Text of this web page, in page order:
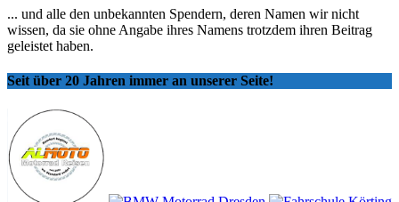
... und alle den unbekannten Spendern, deren Namen wir nicht
wissen, da sie ohne Angabe ihres Namens trotzdem ihren Beitrag
geleistet haben.
Seit über 20 Jahren immer an unserer Seite!